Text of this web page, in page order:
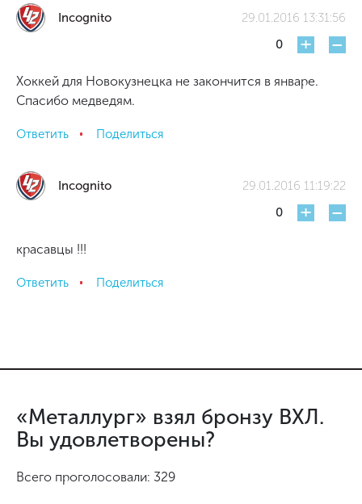
Incognito
29.01.2016 13:31:56
0
+ -
Хоккей для Новокузнецка не закончится в январе.
Спасибо медведям.
Ответить Поделиться
Incognito
29.01.2016 11:19:22
0
+ -
красавцы !!!
Ответить Поделиться
«Металлург» взял бронзу ВХЛ.
Вы удовлетворены?
Всего проголосовали: 329